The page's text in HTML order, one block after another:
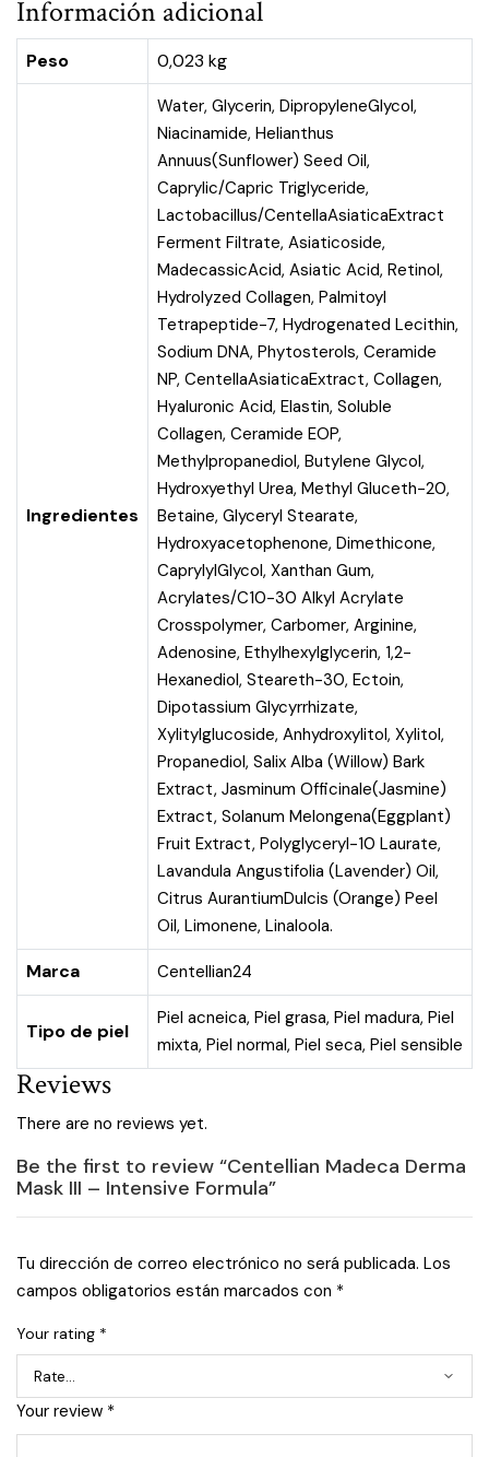
Información adicional
Peso 0,023 kg
Ingredientes
Water, Glycerin, DipropyleneGlycol,
Niacinamide, Helianthus
Annuus(Sunflower) Seed Oil,
Caprylic/Capric Triglyceride,
Lactobacillus/CentellaAsiaticaExtract
Ferment Filtrate, Asiaticoside,
MadecassicAcid, Asiatic Acid, Retinol,
Hydrolyzed Collagen, Palmitoyl
Tetrapeptide-7, Hydrogenated Lecithin,
Sodium DNA, Phytosterols, Ceramide
NP, CentellaAsiaticaExtract, Collagen,
Hyaluronic Acid, Elastin, Soluble
Collagen, Ceramide EOP,
Methylpropanediol, Butylene Glycol,
Hydroxyethyl Urea, Methyl Gluceth-20,
Betaine, Glyceryl Stearate,
Hydroxyacetophenone, Dimethicone,
CaprylylGlycol, Xanthan Gum,
Acrylates/C10-30 Alkyl Acrylate
Crosspolymer, Carbomer, Arginine,
Adenosine, Ethylhexylglycerin, 1,2-
Hexanediol, Steareth-30, Ectoin,
Dipotassium Glycyrrhizate,
Xylitylglucoside, Anhydroxylitol, Xylitol,
Propanediol, Salix Alba (Willow) Bark
Extract, Jasminum Officinale(Jasmine)
Extract, Solanum Melongena(Eggplant)
Fruit Extract, Polyglyceryl-10 Laurate,
Lavandula Angustifolia (Lavender) Oil,
Citrus AurantiumDulcis (Orange) Peel
Oil, Limonene, Linaloola.
Marca Centellian24
Tipo de piel
Piel acneica, Piel grasa, Piel madura, Piel
mixta, Piel normal, Piel seca, Piel sensible
Reviews
There are no reviews yet.
Be the first to review “Centellian Madeca Derma
Mask III – Intensive Formula”
Tu dirección de correo electrónico no será publicada. Los
campos obligatorios están marcados con *
Your rating *
Your review *